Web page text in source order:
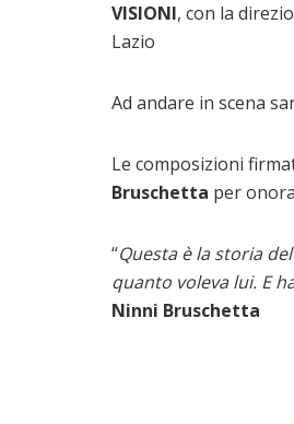
VISIONI, con la
Lazio
Ad andare in scena
Le composizioni
Bruschetta per
“Questa è la storia
quanto voleva lui. E
Ninni Bruschetta